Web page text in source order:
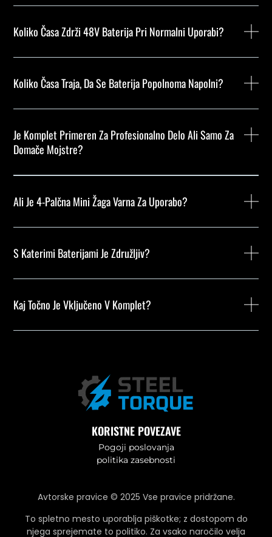
Koliko Časa Zdrži 48V Baterija Pri Normalni Uporabi?
Koliko Časa Traja, Da Se Baterija Popolnoma Napolni?
Je Komplet Primeren Za Profesionalno Delo Ali Samo Za
Domače Mojstre?
Ali Je 4-Palčna Mini Žaga Varna Za Uporabo?
S Katerimi Baterijami Je Združljiv?
Kaj Točno Je Vključeno V Komplet?
KORISTNE POVEZAVE
Pogoji poslovanja
politika zasebnosti
Avtorske pravice © 2025 Vse pravice pridržane.
To spletno mesto uporablja piškotke; z dostopom do
njega sprejemate to politiko. Za vsako naročilo velja